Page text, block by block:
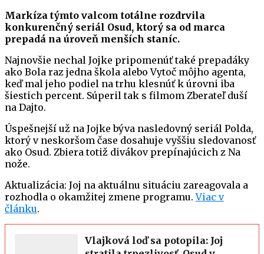
Markíza týmto valcom totálne rozdrvila
konkurenčný seriál Osud, ktorý sa od marca
prepadá na úroveň menších staníc.
Najnovšie nechal Jojke pripomenúť také prepadáky
ako Bola raz jedna škola alebo Vytoč môjho agenta,
keď mal jeho podiel na trhu klesnúť k úrovni iba
šiestich percent. Súperil tak s filmom Zberateľ duší
na Dajto.
Úspešnejší už na Jojke býva nasledovný seriál Polda,
ktorý v neskoršom čase dosahuje vyššiu sledovanosť
ako Osud. Zbiera totiž divákov prepínajúcich z Na
nože.
Aktualizácia: Joj na aktuálnu situáciu zareagovala a
rozhodla o okamžitej zmene programu.Viac v
článku.
Vlajková loď sa potopila: Joj